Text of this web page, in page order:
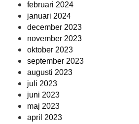
februari 2024
januari 2024
december 2023
november 2023
oktober 2023
september 2023
augusti 2023
juli 2023
juni 2023
maj 2023
april 2023